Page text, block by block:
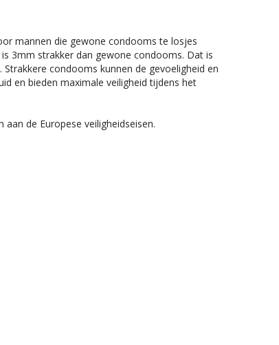
mannen die gewone condooms te losjes
3mm strakker dan gewone condooms. Dat is
condooms kunnen de gevoeligheid en
en bieden maximale veiligheid tijdens het
de Europese veiligheidseisen.